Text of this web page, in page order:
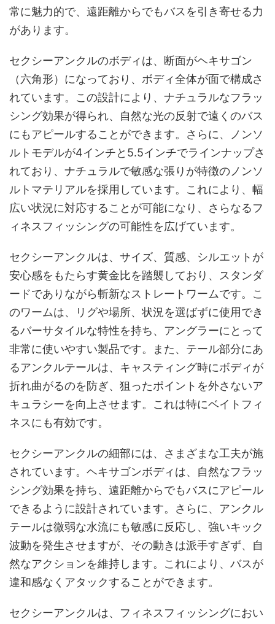
常に魅力的で、遠距離からでもバスを引き寄せる力
があります。
セクシーアンクルのボディは、断面がヘキサゴン
（六角形）になっており、ボディ全体が面で構成さ
れています。この設計により、ナチュラルなフラッ
シング効果が得られ、自然な光の反射で遠くのバス
にもアピールすることができます。さらに、ノンソ
ルトモデルが4インチと5.5インチでラインナップさ
れており、ナチュラルで敏感な張りが特徴のノンソ
ルトマテリアルを採用しています。これにより、幅
広い状況に対応することが可能になり、さらなるフ
ィネスフィッシングの可能性を広げています。
セクシーアンクルは、サイズ、質感、シルエットが
安心感をもたらす黄金比を踏襲しており、スタンダ
ードでありながら斬新なストレートワームです。こ
のワームは、リグや場所、状況を選ばずに使用でき
るバーサタイルな特性を持ち、アングラーにとって
非常に使いやすい製品です。また、テール部分にあ
るアンクルテールは、キャスティング時にボディが
折れ曲がるのを防ぎ、狙ったポイントを外さないア
キュラシーを向上させます。これは特にベイトフィ
ネスにも有効です。
セクシーアンクルの細部には、さまざまな工夫が施
されています。ヘキサゴンボディは、自然なフラッ
シング効果を持ち、遠距離からでもバスにアピール
できるように設計されています。さらに、アンクル
テールは微弱な水流にも敏感に反応し、強いキック
波動を発生させますが、その動きは派手すぎず、自
然なアクションを維持します。これにより、バスが
違和感なくアタックすることができます。
セクシーアンクルは、フィネスフィッシングにおい